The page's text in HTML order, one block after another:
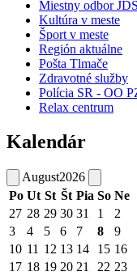
Miestny odbor
Kultúra v meste
Šport v meste
Región aktuálne
Pošta Tlmače
Zdravotné služby
Polícia SR - OO
Relax centrum
Kalendár
August2026
Po Ut St Št Pia So Ne
27 28 29 30 31 1
2
3
4 5 6 7 8
9
10 11 12 13 14 15 16
17 18 19 20 21 22 23